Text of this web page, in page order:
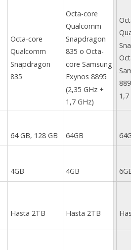
Octa-core
Qualcomm
Snapdragon
835
Octa-core
Qualcomm
Snapdragon
835 o Octa-
core Samsung
Exynos 8895
(2,35 GHz +
1,7 GHz)
1,7
64 GB, 128 GB 64GB
4GB 4GB
Hasta 2TB Hasta 2TB